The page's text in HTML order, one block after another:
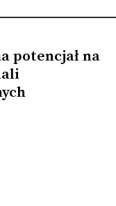
potencjał na